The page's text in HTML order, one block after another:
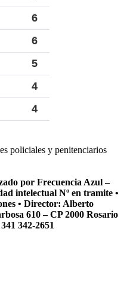
policiales y penitenciarios
por Frecuencia Azul –
intelectual Nº en tramite •
• Director: Alberto
610 – CP 2000 Rosario
342-2651